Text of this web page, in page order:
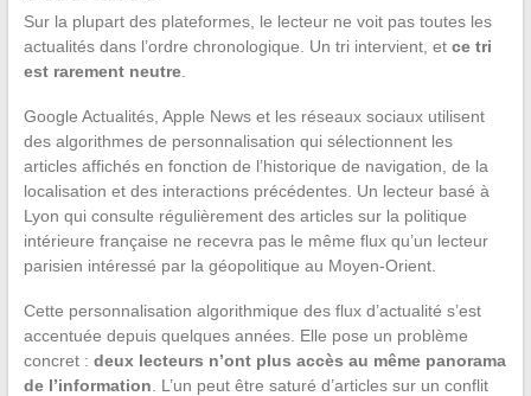
Sur la plupart des plateformes, le lecteur ne voit pas toutes les
actualités dans l’ordre chronologique. Un tri intervient, et ce tri
est rarement neutre.
Google Actualités, Apple News et les réseaux sociaux utilisent
des algorithmes de personnalisation qui sélectionnent les
articles affichés en fonction de l’historique de navigation, de la
localisation et des interactions précédentes. Un lecteur basé à
Lyon qui consulte régulièrement des articles sur la politique
intérieure française ne recevra pas le même flux qu’un lecteur
parisien intéressé par la géopolitique au Moyen-Orient.
Cette personnalisation algorithmique des flux d’actualité s’est
accentuée depuis quelques années. Elle pose un problème
concret : deux lecteurs n’ont plus accès au même panorama
de l’information . L’un peut être saturé d’articles sur un conflit